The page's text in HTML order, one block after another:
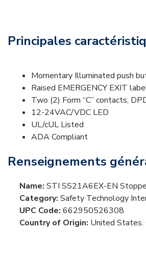
Principales
Momentary Illuminated push
Raised EMERGENCY EXIT
Two (2) Form “C” contacts,
12-24VAC/VDC LED
UL/cUL Listed
ADA Compliant
Renseignements
Name: STI SS21A6EX-EN
Category: Safety Technology
UPC Code: 662950526308
Country of Origin: United States.